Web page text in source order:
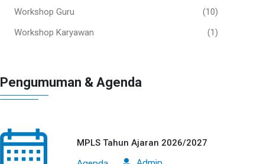
Workshop Guru
(10)
Workshop Karyawan
(1)
Pengumuman & Agenda
MPLS Tahun Ajaran 2026/2027